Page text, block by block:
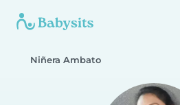
Niñera Ambato